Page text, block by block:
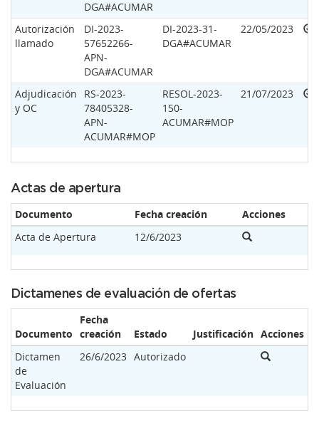
DGA#ACUMAR
Autorización
llamado
DI-2023-
57652266-
APN-
DGA#ACUMAR
DI-2023-31-
DGA#ACUMAR
22/05/2023
Adjudicación
y OC
RS-2023-
78405328-
APN-
ACUMAR#MOP
RESOL-2023-
150-
ACUMAR#MOP
21/07/2023
Actas de apertura
Documento Fecha creación
Acciones
Acta de Apertura
12/6/2023
Dictamenes de evaluación de ofertas
Documento
Fecha
creación
Estado Justificación Acciones
Dictamen
de
Evaluación
26/6/2023 Autorizado